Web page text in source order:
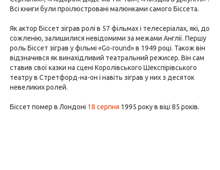
Всі книги були проілюстровані малюнками самого Біссета.
Як актор Біссет зіграв ролі в 57 фільмах і телесеріалах, які, до
сожленію, залишилися невідомими за межами Англії. Першу
роль Біссет зіграв у фільмі «Go-round» в 1949 році. Також він
відзначився як винахідливий театральний режисер. Він сам
ставив свої казки на сцені Королівського Шекспірівського
театру в Стретфорд-на-он і навіть зіграв у них з десяток
невеликих ролей.
Біссет помер в Лондоні 18 серпня 1995 року в віці 85 років.